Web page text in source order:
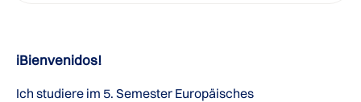
iBienvenidos!
Ich studiere im 5. Semester Europäisches